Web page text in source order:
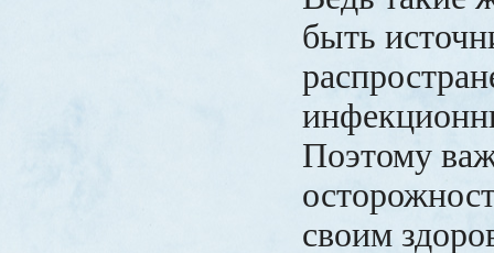
быть
Поэтому
своим